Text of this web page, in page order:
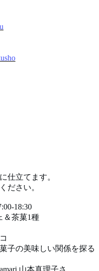
仕立てます。
ださい。
18:30
＆茶菓1種
子の美味しい関係を探る
山本真理子さ